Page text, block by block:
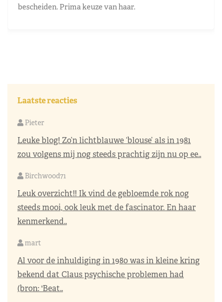
bescheiden. Prima keuze van haar.
Laatste reacties
Pieter
Leuke blog! Zo’n lichtblauwe ‘blouse’ als in 1981
zou volgens mij nog steeds prachtig zijn nu op ee..
Birchwood71
Leuk overzicht!! Ik vind de gebloemde rok nog
steeds mooi, ook leuk met de fascinator. En haar
kenmerkend..
mart
Al voor de inhuldiging in 1980 was in kleine kring
bekend dat Claus psychische problemen had
(bron: 'Beat..